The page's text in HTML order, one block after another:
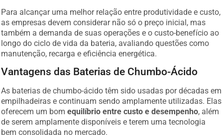
Para alcançar uma melhor relação entre produtividade e custo,
as empresas devem considerar não só o preço inicial, mas
também a demanda de suas operações e o custo-benefício ao
longo do ciclo de vida da bateria, avaliando questões como
manutenção, recarga e eficiência energética.
Vantagens das Baterias de Chumbo-Ácido
As baterias de chumbo-ácido têm sido usadas por décadas em
empilhadeiras e continuam sendo amplamente utilizadas. Elas
oferecem um bomequilíbrio entre custo e desempenho, além
de serem amplamente disponíveis e terem uma tecnologia
bem consolidada no mercado.